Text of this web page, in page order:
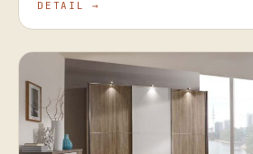
DETAIL →